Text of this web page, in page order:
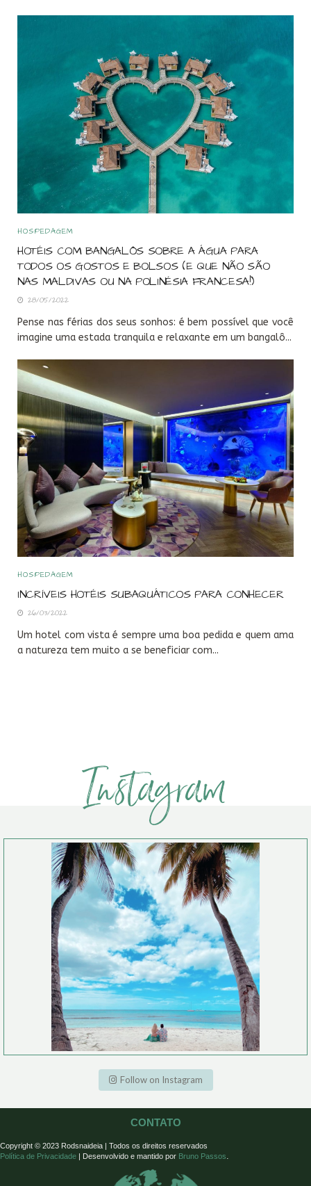
HOSPEDAGEM
HOTÉIS COM BANGALÔS SOBRE A ÁGUA PARA
TODOS OS GOSTOS E BOLSOS (E QUE NÃO SÃO
NAS MALDIVAS OU NA POLINÉSIA FRANCESA!)
28/05/2022
Pense nas férias dos seus sonhos: é bem possível que você
imagine uma estada tranquila e relaxante em um bangalô...
HOSPEDAGEM
INCRÍVEIS HOTÉIS SUBAQUÁTICOS PARA CONHECER
26/03/2022
Um hotel com vista é sempre uma boa pedida e quem ama
a natureza tem muito a se beneficiar com...
Instagram
Follow on Instagram
CONTATO
Copyright © 2023 Rodsnaideia | Todos os direitos reservados
Política de Privacidade
Desenvolvido e mantido por Bruno Passos.